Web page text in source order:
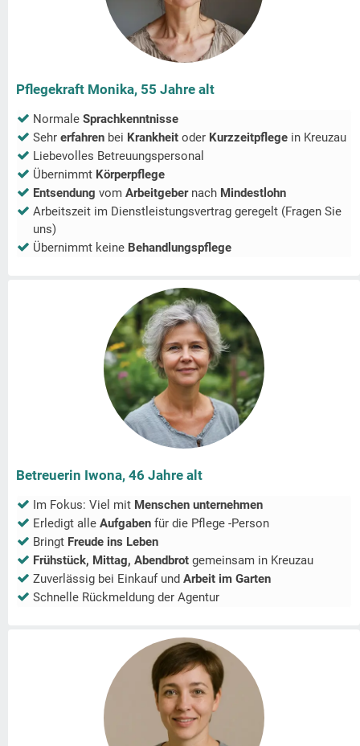
Pflegekraft Monika, 55 Jahre alt
Normale Sprachkenntnisse
Sehr erfahren bei Krankheit oder Kurzzeitpflege in Kreuzau
Liebevolles Betreuungspersonal
Übernimmt Körperpflege
Entsendung vom Arbeitgeber nach Mindestlohn
Arbeitszeit im Dienstleistungsvertrag geregelt (Fragen Sie
uns)
Übernimmt keine Behandlungspflege
Betreuerin Iwona, 46 Jahre alt
Im Fokus: Viel mit Menschen unternehmen
Erledigt alle Aufgaben für die Pflege -Person
Bringt Freude ins Leben
Frühstück, Mittag, Abendbrot gemeinsam in Kreuzau
Zuverlässig bei Einkauf und Arbeit im Garten
Schnelle Rückmeldung der Agentur